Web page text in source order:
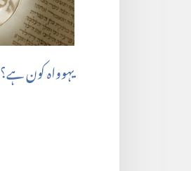
یہوواہ کون ہے؟‏